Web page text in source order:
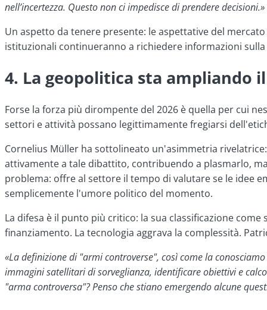
nell’incertezza. Questo non ci impedisce di prendere decisioni.»
Un aspetto da tenere presente: le aspettative del
istituzionali continueranno a richiedere informazioni
4. La geopolitica sta ampliando
Forse la forza più dirompente del 2026 è quella per cui
settori e attività possano legittimamente fregiarsi
Cornelius Müller ha sottolineato un'asimmetria
attivamente a tale dibattito, contribuendo a plasmarlo,
problema: offre al settore il tempo di valutare se le idee
semplicemente l'umore politico del momento.
La difesa è il punto più critico: la sua classificazione
finanziamento. La tecnologia aggrava la complessità.
«La definizione di "armi controverse", così come la
immagini satellitari di sorveglianza, identificare obiettivi e
"arma controversa"? Penso che stiano emergendo alcune